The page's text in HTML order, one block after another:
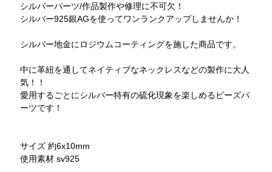
シルバーパーツ/作品製作や修理に不可欠！
シルバー925銀AGを使ってワンランクアップしませんか！
シルバー地金にロジウムコーティングを施した商品です。
中に革紐を通してネイティブなネックレスなどの製作に大人
気！！
愛用するごとにシルバー特有の硫化現象を楽しめるビーズパ
ーツです！
サイズ 約6x10mm
使用素材 sv925